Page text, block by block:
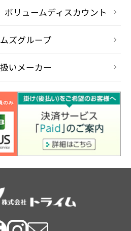
リュームディスカウント
ズグループ
いメーカー